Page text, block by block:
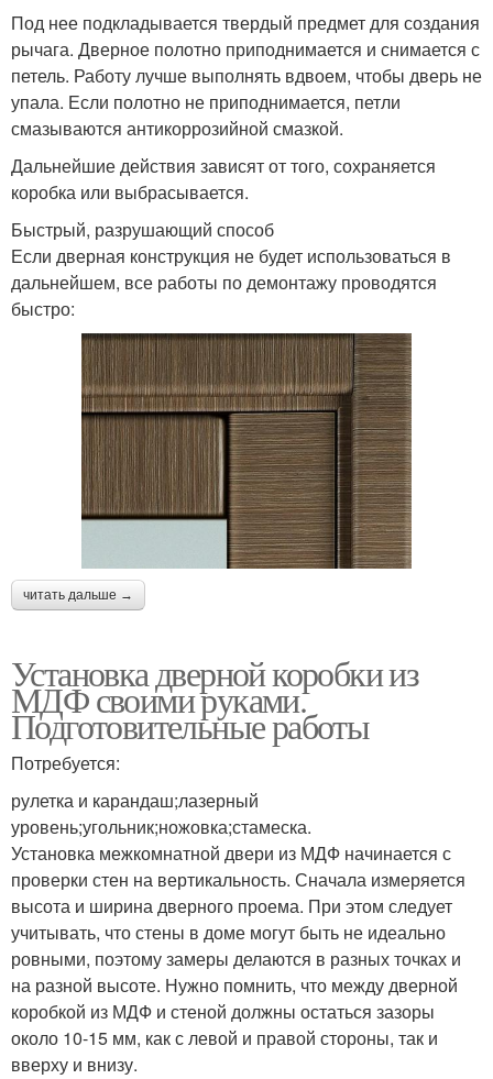
Под нее подкладывается твердый предмет для создания
рычага. Дверное полотно приподнимается и снимается с
петель. Работу лучше выполнять вдвоем, чтобы дверь не
упала. Если полотно не приподнимается, петли
смазываются антикоррозийной смазкой.
Дальнейшие действия зависят от того, сохраняется
коробка или выбрасывается.
Быстрый, разрушающий способ
Если дверная конструкция не будет использоваться в
дальнейшем, все работы по демонтажу проводятся
быстро:
читать дальше →
Установка дверной коробки из
МДФ своими руками.
Подготовительные работы
Потребуется:
рулетка и карандаш;лазерный
уровень;угольник;ножовка;стамеска.
Установка межкомнатной двери из МДФ начинается с
проверки стен на вертикальность. Сначала измеряется
высота и ширина дверного проема. При этом следует
учитывать, что стены в доме могут быть не идеально
ровными, поэтому замеры делаются в разных точках и
на разной высоте. Нужно помнить, что между дверной
коробкой из МДФ и стеной должны остаться зазоры
около 10-15 мм, как с левой и правой стороны, так и
вверху и внизу.